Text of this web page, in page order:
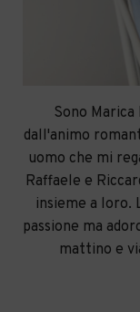
Sono
dall'animo
uomo che mi
Raffaele e
insieme a loro.
passione ma
mattino e